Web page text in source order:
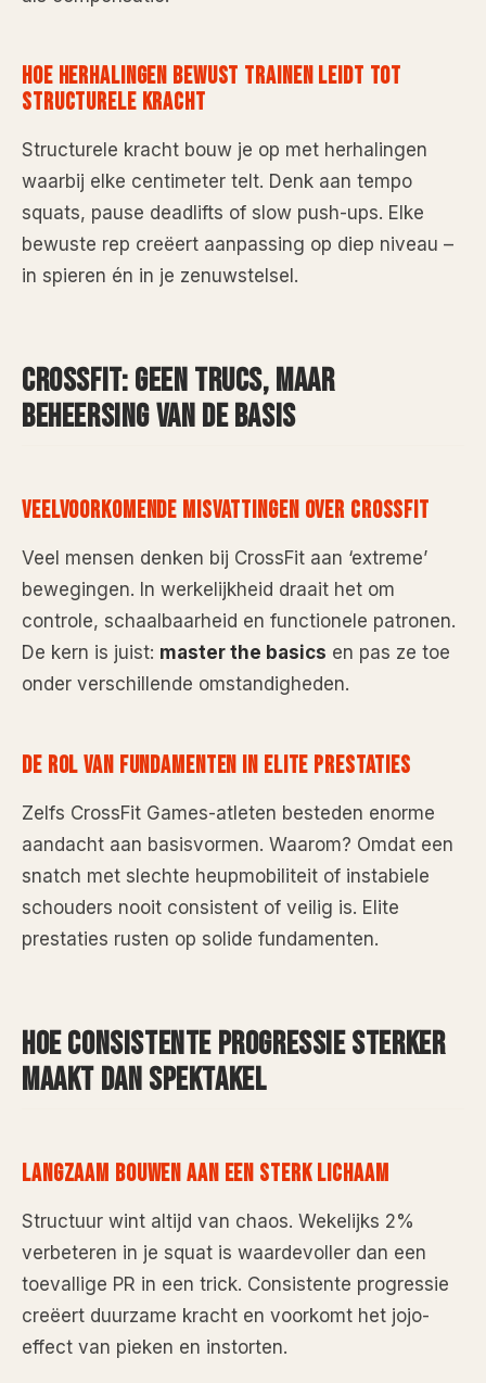
HOE HERHALINGEN BEWUST TRAINEN LEIDT TOT
STRUCTURELE KRACHT
Structurele kracht bouw je op met herhalingen
waarbij elke centimeter telt. Denk aan tempo
squats, pause deadlifts of slow push-ups. Elke
bewuste rep creëert aanpassing op diep niveau –
in spieren én in je zenuwstelsel.
CROSSFIT: GEEN TRUCS, MAAR
BEHEERSING VAN DE BASIS
VEELVOORKOMENDE MISVATTINGEN OVER CROSSFIT
Veel mensen denken bij CrossFit aan ‘extreme’
bewegingen. In werkelijkheid draait het om
controle, schaalbaarheid en functionele patronen.
De kern is juist: master the basics en pas ze toe
onder verschillende omstandigheden.
DE ROL VAN FUNDAMENTEN IN ELITE PRESTATIES
Zelfs CrossFit Games-atleten besteden enorme
aandacht aan basisvormen. Waarom? Omdat een
snatch met slechte heupmobiliteit of instabiele
schouders nooit consistent of veilig is. Elite
prestaties rusten op solide fundamenten.
HOE CONSISTENTE PROGRESSIE STERKER
MAAKT DAN SPEKTAKEL
LANGZAAM BOUWEN AAN EEN STERK LICHAAM
Structuur wint altijd van chaos. Wekelijks 2%
verbeteren in je squat is waardevoller dan een
toevallige PR in een trick. Consistente progressie
creëert duurzame kracht en voorkomt het jojo-
effect van pieken en instorten.